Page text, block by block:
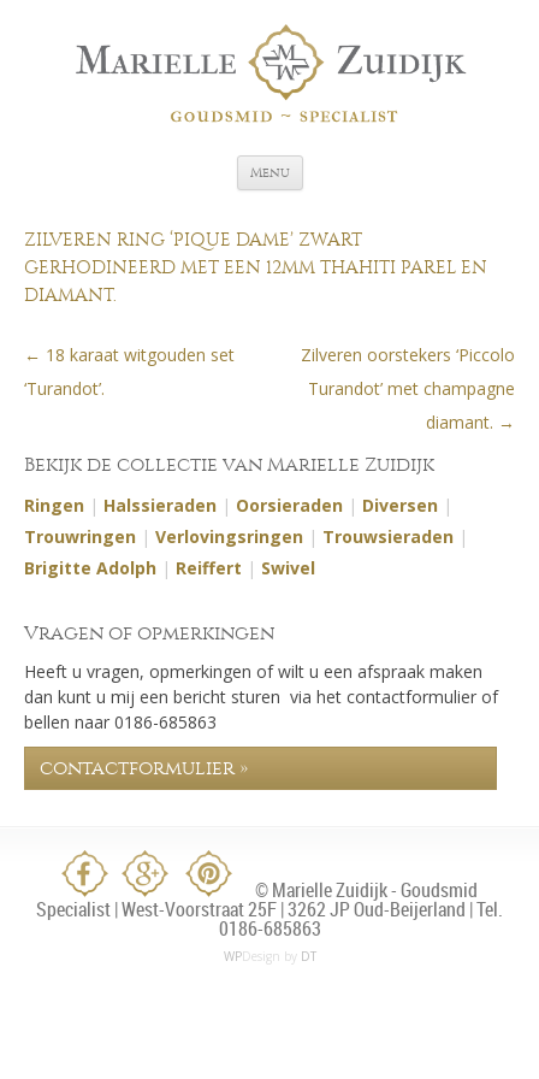
Menu Spring naar de inhoud
ZILVEREN RING ‘PIQUE DAME’ ZWART
GERHODINEERD MET EEN 12MM THAHITI PAREL EN
DIAMANT.
Berichtnavigatie
← 18 karaat witgouden set
‘Turandot’.
Zilveren oorstekers ‘Piccolo
Turandot’ met champagne
diamant. →
Bekijk de collectie van Marielle Zuidijk
Ringen | Halssieraden | Oorsieraden | Diversen |
Trouwringen | Verlovingsringen | Trouwsieraden |
Brigitte Adolph | Reiffert | Swivel
Vragen of opmerkingen
Heeft u vragen, opmerkingen of wilt u een afspraak maken
dan kunt u mij een bericht sturen via het contactformulier of
bellen naar 0186-685863
contactformulier »
© Marielle Zuidijk - Goudsmid
Specialist | West-Voorstraat 25F | 3262 JP Oud-Beijerland | Tel.
0186-685863
WPDesign by DT